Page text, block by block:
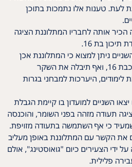
לעת. טענות אלו נתמכות בתוכן
אותה לחבריו המתלוננת הציגה
בת 16.
ניתן למצוא כי המתלוננת אכן
הציגה את עצמה כבת 16, ואף תיבלה את השקר
לימודים, היערכות למבחני בגרות
השניים למועדון בו קיימת הגבלת
תעודה מזהה בפני השומר, והוכנסה
כי אף השתמשה בתעודה מזויפת.
את הקשר עם המתלוננת באופן מעליב
ידי הצעירים כיום "גואוסטינג", אולם
פלילית.